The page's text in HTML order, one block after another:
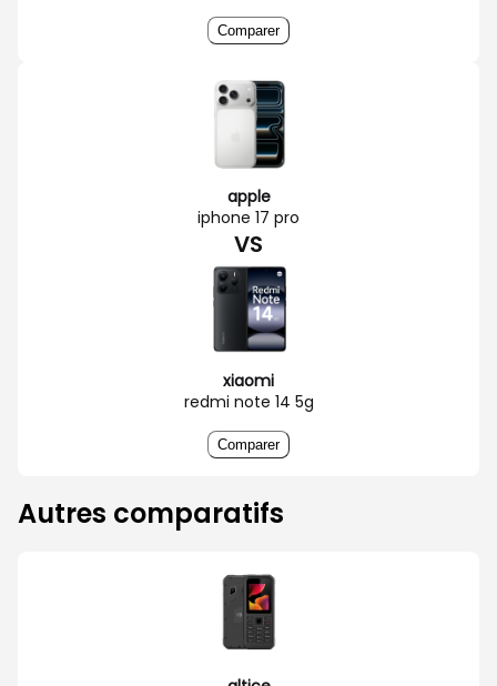
Comparer
apple
iphone 17 pro
VS
xiaomi
redmi note 14 5g
Comparer
Autres comparatifs